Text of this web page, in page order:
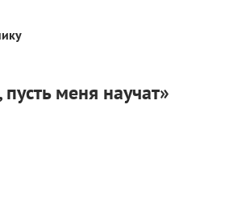
меня научат»